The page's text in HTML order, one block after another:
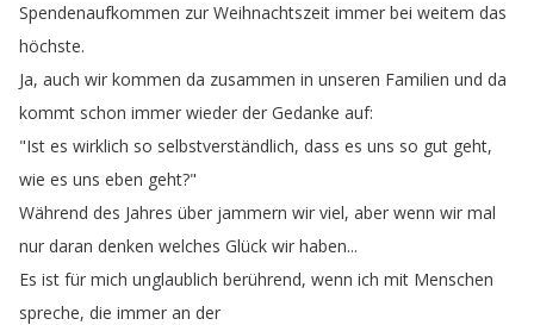
Spendenaufkommen zur Weihnachtszeit immer bei weitem das
höchste.
Ja, auch wir kommen da zusammen in unseren Familien und da
kommt schon immer wieder der Gedanke auf:
"Ist es wirklich so selbstverständlich, dass es uns so gut geht,
wie es uns eben geht?"
Während des Jahres über jammern wir viel, aber wenn wir mal
nur daran denken welches Glück wir haben...
Es ist für mich unglaublich berührend, wenn ich mit Menschen
spreche, die immer an der